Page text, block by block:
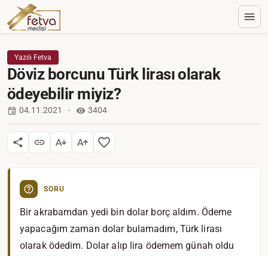
Yazılı Fetva
Döviz borcunu Türk lirası olarak
ödeyebilir miyiz?
04.11.2021 3404
SORU
Bir akrabamdan yedi bin dolar borç aldım. Ödeme
yapacağım zaman dolar bulamadım, Türk lirası
olarak ödedim. Dolar alıp lira ödemem günah oldu